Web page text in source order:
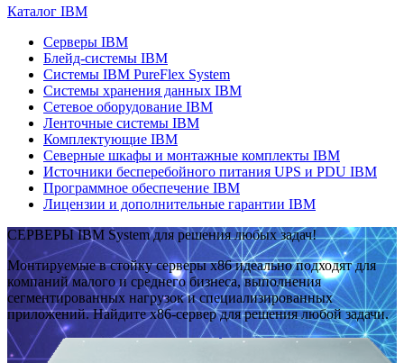
Каталог IBM
Серверы IBM
Блейд-системы IBM
Системы IBM PureFlex System
Системы хранения данных IBM
Сетевое оборудование IBM
Ленточные системы IBM
Комплектующие IBM
Северные шкафы и монтажные комплекты IBM
Источники бесперебойного питания UPS и PDU IBM
Программное обеспечение IBM
Лицензии и дополнительные гарантии IBM
СЕРВЕРЫ IBM System для решения любых задач!
Монтируемые в стойку серверы x86 идеально подходят для
компаний малого и среднего бизнеса, выполнения
сегментированных нагрузок и специализированных
приложений. Найдите x86-сервер для решения любой задачи.